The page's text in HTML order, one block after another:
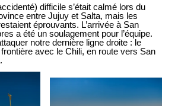
difficile s’était calmé lors du
entre Jujuy et Salta, mais les
éprouvants. L’arrivée à San
a été un soulagement pour l’équipe.
notre dernière ligne droite : le
avec le Chili, en route vers San